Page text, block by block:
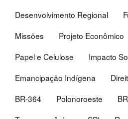
Desenvolvimento Regional
Missões
Projeto Econômico
Papel e Celulose
Impacto
Emancipação Indígena
BR-364
Polonoroeste